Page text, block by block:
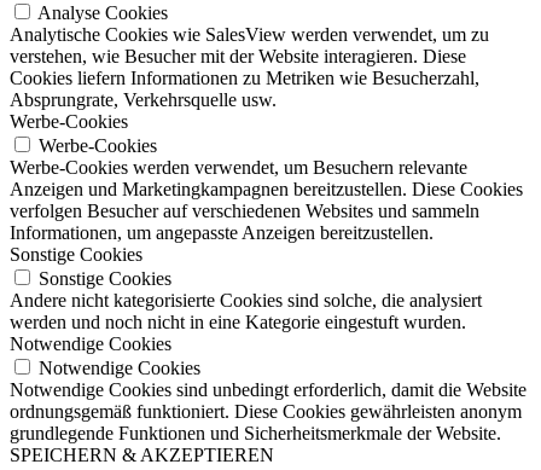
Analyse Cookies
Analytische Cookies wie SalesView werden verwendet, um zu
verstehen, wie Besucher mit der Website interagieren. Diese
Cookies liefern Informationen zu Metriken wie Besucherzahl,
Absprungrate, Verkehrsquelle usw.
Werbe-Cookies
Werbe-Cookies
Werbe-Cookies werden verwendet, um Besuchern relevante
Anzeigen und Marketingkampagnen bereitzustellen. Diese Cookies
verfolgen Besucher auf verschiedenen Websites und sammeln
Informationen, um angepasste Anzeigen bereitzustellen.
Sonstige Cookies
Sonstige Cookies
Andere nicht kategorisierte Cookies sind solche, die analysiert
werden und noch nicht in eine Kategorie eingestuft wurden.
Notwendige Cookies
Notwendige Cookies
Notwendige Cookies sind unbedingt erforderlich, damit die Website
ordnungsgemäß funktioniert. Diese Cookies gewährleisten anonym
grundlegende Funktionen und Sicherheitsmerkmale der Website.
SPEICHERN & AKZEPTIEREN